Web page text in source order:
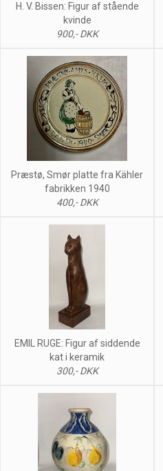
H. V. Bissen: Figur af stående
kvinde
900,- DKK
Præstø, Smør platte fra Kähler
fabrikken 1940
400,- DKK
EMIL RUGE: Figur af siddende
kat i keramik
300,- DKK